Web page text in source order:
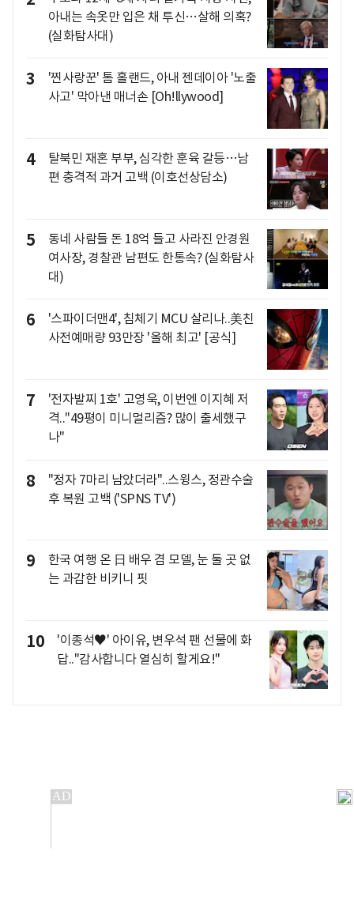
아내는 속옷만 입은 채 투신…살해 의혹?
(실화탐사대)
3
'찐사랑꾼' 톰 홀랜드, 아내 젠데이아 '노출
사고' 막아낸 매너손 [Oh!llywood]
4
탈북민 재혼 부부, 심각한 훈육 갈등…남
편 충격적 과거 고백 (이호선상담소)
5
동네 사람들 돈 18억 들고 사라진 안경원
여사장, 경찰관 남편도 한통속? (실화탐사
대)
6
'스파이더맨4', 침체기 MCU 살리나..美친
사전예매량 93만장 '올해 최고' [공식]
7
'전자발찌 1호' 고영욱, 이번엔 이지혜 저
격.."49평이 미니멀리즘? 많이 출세했구
나"
8
"정자 7마리 남았더라"..스윙스, 정관수술
후 복원 고백 ('SPNS TV')
9
한국 여행 온 日 배우 겸 모델, 눈 둘 곳 없
는 과감한 비키니 핏
10
'이종석♥' 아이유, 변우석 팬 선물에 화
답.."감사합니다 열심히 할게요!"